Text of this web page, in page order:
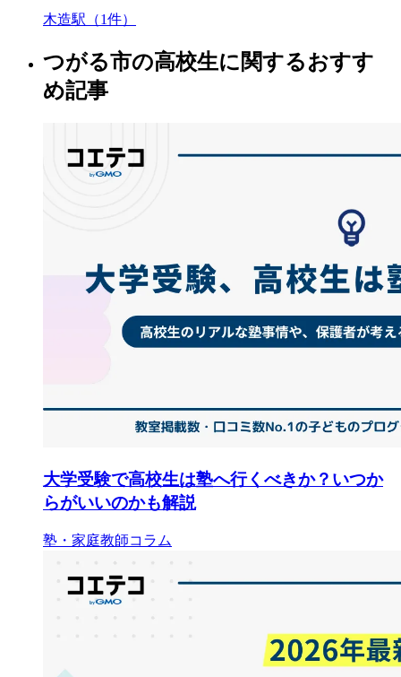
木造駅（1件）
つがる市の高校生に関するおすす
め記事
大学受験で高校生は塾へ行くべきか？いつか
らがいいのかも解説
塾・家庭教師コラム